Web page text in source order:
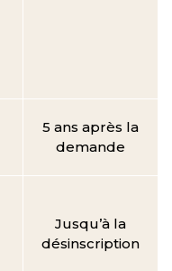
5 ans après la
demande
Jusqu’à la
désinscription